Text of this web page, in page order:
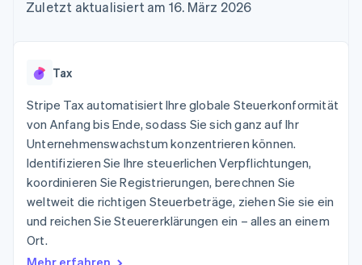
Authorization
Optimierung der
Autorisierungsraten
Link
Beschleunigter
Bezahlvorgang
Financial
Connections
Finanzdaten
Data Pipeline
Geldmanagement
SaaS
Nach Branche
KI-Unternehmen
Gaming
Bewirtung, Reisen und
Freizeit
Versicherungen
Medien und
Marktplatz auf
Abonnementverwaltung
Abrechnung um
Stablecoin-gestützte
Karten ausgeben: So
geht´s
Bereitstellung und
Verwaltung von
Diensten mit Agenten
Kontakt
kontaktieren
Partner werden
Zuletzt aktualisiert am 16. März 2026
Tax
Stripe Tax automatisiert Ihre globale Steuerkonformität
von Anfang bis Ende, sodass Sie sich ganz auf Ihr
Unternehmenswachstum konzentrieren können.
Identifizieren Sie Ihre steuerlichen Verpflichtungen,
koordinieren Sie Registrierungen, berechnen Sie
weltweit die richtigen Steuerbeträge, ziehen Sie sie ein
und reichen Sie Steuererklärungen ein – alles an einem
Ort.
Mehr erfahren